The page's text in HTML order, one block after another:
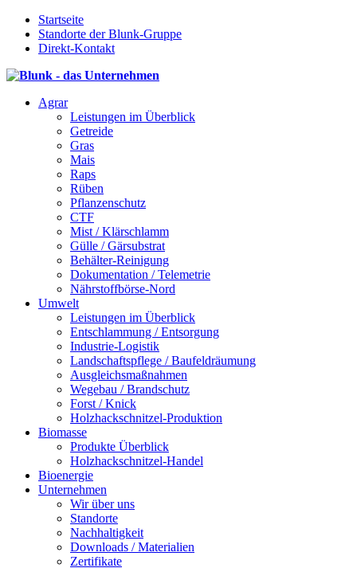
Startseite
Standorte der Blunk-Gruppe
Direkt-Kontakt
Agrar
Leistungen im Überblick
Getreide
Gras
Mais
Raps
Rüben
Pflanzenschutz
CTF
Mist / Klärschlamm
Gülle / Gärsubstrat
Behälter-Reinigung
Dokumentation / Telemetrie
Nährstoffbörse-Nord
Umwelt
Leistungen im Überblick
Entschlammung / Entsorgung
Industrie-Logistik
Landschaftspflege / Baufeldräumung
Ausgleichsmaßnahmen
Wegebau / Brandschutz
Forst / Knick
Holzhackschnitzel-Produktion
Biomasse
Produkte Überblick
Holzhackschnitzel-Handel
Bioenergie
Unternehmen
Wir über uns
Standorte
Nachhaltigkeit
Downloads / Materialien
Zertifikate